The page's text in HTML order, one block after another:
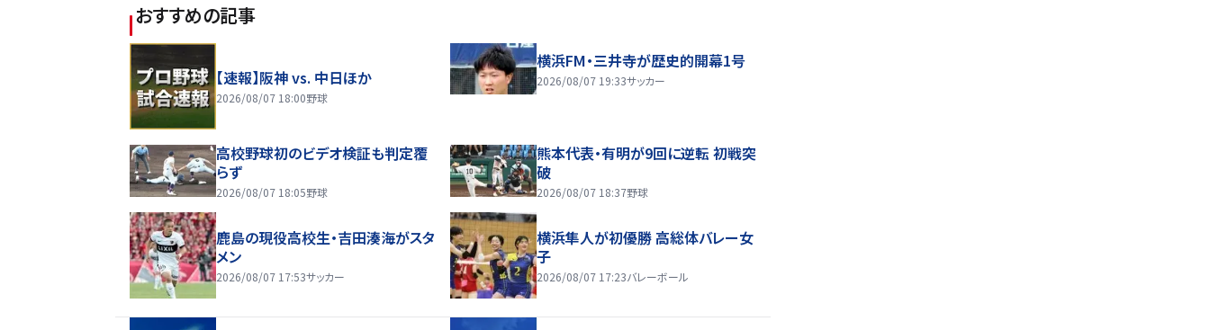
おすすめの記事
【速報】阪神 vs. 中日ほか
2026/08/07 18:00野球
横浜FM・三井寺が歴史的開幕1号
2026/08/07 19:33サッカー
高校野球初のビデオ検証も判定覆
らず
2026/08/07 18:05野球
熊本代表・有明が9回に逆転 初戦突
破
2026/08/07 18:37野球
鹿島の現役高校生・吉田湊海がスタ
メン
2026/08/07 17:53サッカー
横浜隼人が初優勝 高総体バレー女
子
2026/08/07 17:23バレーボール